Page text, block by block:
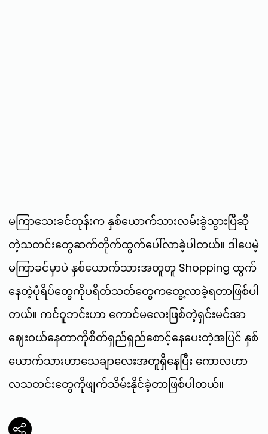
မကြာသေးခင်တုန်းက နှစ်ယောက်သားလမ်းခွဲသွားပြီဆို
တဲ့သတင်းတွေဆက်တိုက်ထွက်ပေါ်လာခဲ့ပါတယ်။ ဒါပေမဲ့
မကြာခင်မှာပဲ နှစ်ယောက်သားအတူတူ Shopping ထွက်
နေတဲ့ပုံရိပ်တွေကိုပရိတ်သတ်တွေကတွေ့လာခဲ့ရတာဖြစ်ပါ
တယ်။ ကင်ဝူဘင်းဟာ ကောင်မလေးဖြစ်တဲ့ရှင်းမင်အာ
ဈေးဝယ်နေတာကိုစိတ်ရှည်ရှည်စောင့်နေပေးတဲ့အပြင် နှစ်
ယောက်သားဟာသေချာလေးအတူရှိနေပြီး ကောလဟာ
လသတင်းတွေကိုဖျက်သိမ်းနိုင်ခဲ့တာဖြစ်ပါတယ်။